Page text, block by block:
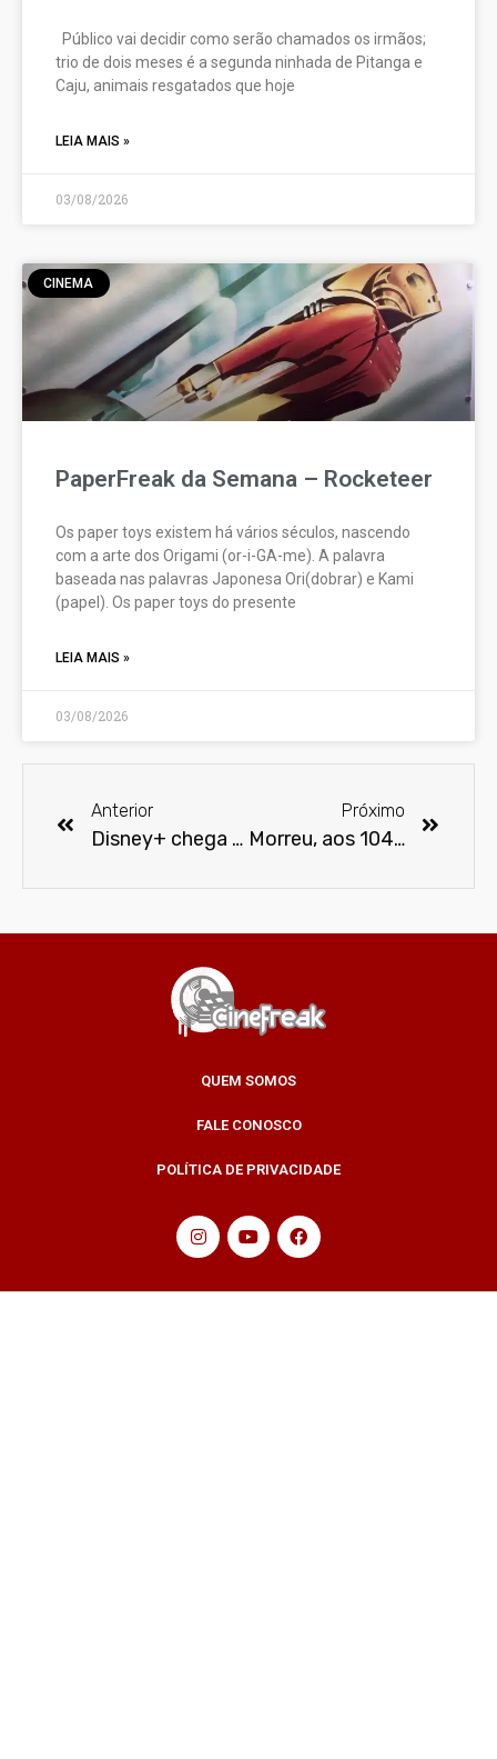
Público vai decidir como serão chamados os irmãos;
trio de dois meses é a segunda ninhada de Pitanga e
Caju, animais resgatados que hoje
LEIA MAIS »
03/08/2026
CINEMA
PaperFreak da Semana – Rocketeer
Os paper toys existem há vários séculos, nascendo
com a arte dos Origami (or-i-GA-me). A palavra
baseada nas palavras Japonesa Ori(dobrar) e Kami
(papel). Os paper toys do presente
LEIA MAIS »
03/08/2026
Anterior
Disney+ chega no Brasil em novembro
Próximo
Morreu, aos 104 anos, Olivia de Havilland
QUEM SOMOS
FALE CONOSCO
POLÍTICA DE PRIVACIDADE